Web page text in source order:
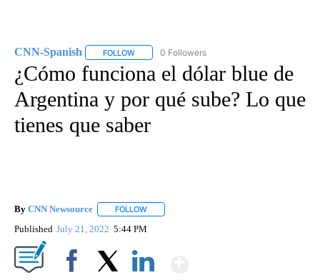
CNN-Spanish FOLLOW FOLLOW "CNN-SPANISH" TO RECEIVE
0 Followers
¿Cómo funciona el dólar blue de
Argentina y por qué sube? Lo que
tienes que saber
By CNN Newsource FOLLOW
Published July 21, 2022 5:44 PM